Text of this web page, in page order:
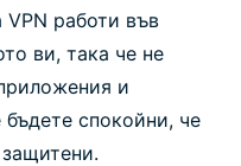
работи във
ви, така че не
и
спокойни, че